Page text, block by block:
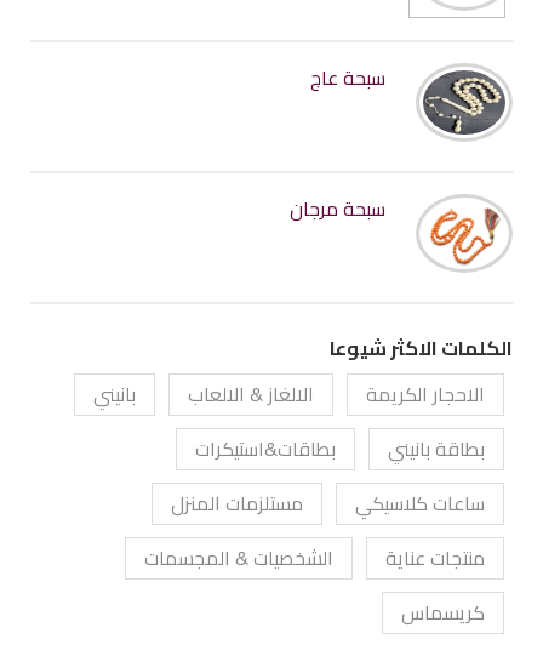
سبحة عاج
سبحة مرجان
الكلمات الاكثر شيوعا
الاحجار الكريمة
الالغاز & الالعاب
بانيني
بطاقة بانيني
بطاقات&استيكرات
ساعات كلاسيكي
مستلزمات المنزل
منتجات عناية
الشخصيات & المجسمات
كريسماس